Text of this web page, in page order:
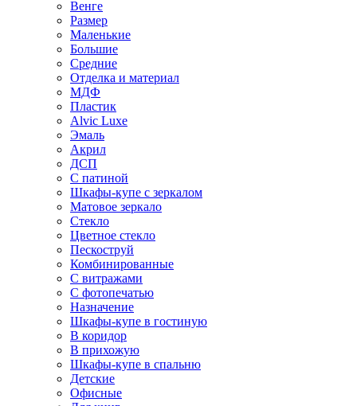
Венге
Размер
Маленькие
Большие
Средние
Отделка и материал
МДФ
Пластик
Alvic Luxe
Эмаль
Акрил
ДСП
С патиной
Шкафы-купе с зеркалом
Матовое зеркало
Стекло
Цветное стекло
Пескоструй
Комбинированные
С витражами
С фотопечатью
Назначение
Шкафы-купе в гостиную
В коридор
В прихожую
Шкафы-купе в спальню
Детские
Офисные